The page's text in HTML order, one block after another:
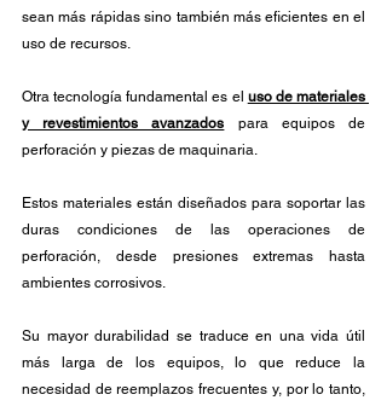
sean más rápidas sino también más eficientes en el
uso de recursos.
Otra tecnología fundamental es el uso de materiales
y revestimientos avanzados para equipos de
perforación y piezas de maquinaria.
Estos materiales están diseñados para soportar las
duras condiciones de las operaciones de
perforación, desde presiones extremas hasta
ambientes corrosivos.
Su mayor durabilidad se traduce en una vida útil
más larga de los equipos, lo que reduce la
necesidad de reemplazos frecuentes y, por lo tanto,